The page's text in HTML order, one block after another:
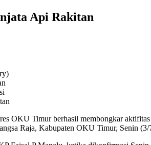
Api Rakitan
OKU Timur berhasil membongkar
Raja, Kabupaten OKU Timur, Senin